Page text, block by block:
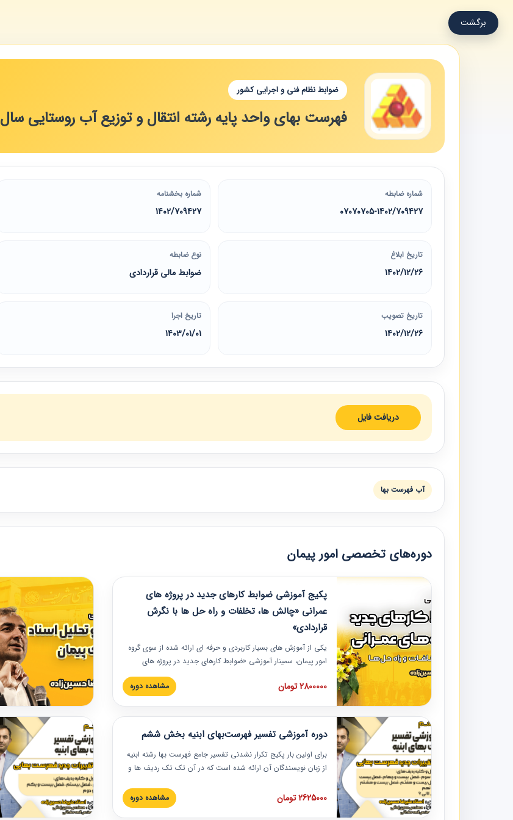
برگشت
ضوابط نظام فنی و اجرایی کشور
فهرست ‌بهای واحد پایه رشته انتقال و توزیع آب روستایی سال 1403
شماره ضابطه
07070705-1402/709427
شماره بخشنامه
1402/709427
تاریخ ابلاغ
1402/12/26
نوع ضابطه
ضوابط مالی قراردادی
تاریخ تصویب
1402/12/26
تاریخ اجرا
1403/01/01
دریافت فایل
آب فهرست بها
دوره‌های تخصصی امور پیمان
پکیج آموزشی ضوابط کارهای جدید در پروژه های
عمرانی «چالش ها، تخلفات و راه حل ها با نگرش
قراردادی»
یکی از آموزش‏‏‏‏‏‏ های بسیار کاربردی و حرفه‏ ای ارائه شده از سوی گروه
امور پیمان، سمینار آموزشی «ضوابط کارهای جدید در پروژه های
عمرانی» چالش ها، تخلفات و راه حل ها با نگرش قراردادی است که
در محل سندیکای شرکت های ساختمانی کشور ارائه شد. در این
به همراه تجربیات عملی ارائه شده است.
2800000 تومان مشاهده دوره
دوره آموزشی تفسیر فهرست‌بهای ابنیه بخش ششم
برای اولین بار پکیج تکرار نشدنی تفسیر جامع فهرست بها رشته ابنیه
از زبان نویسندگان آن ارائه شده است که در آن تک تک ردیف ها و
تصویری بوده و به همراه تصاویر عملیات اجرایی مرتبط با ردیف های
فهرست بها ارائه شده است. این دوره با کلام مهندس
2625000 تومان مشاهده دوره